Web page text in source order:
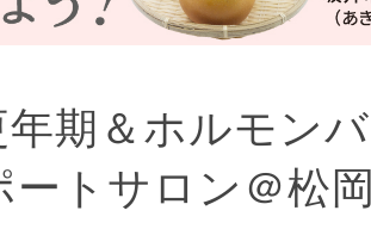
年期＆ホルモンバ
トサロン＠松岡